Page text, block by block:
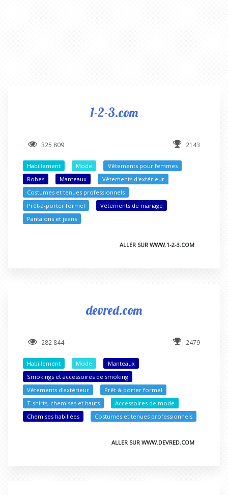
1-2-3.com
325 809 2143
Habillement Mode
Vêtements pour femmes
Robes
Manteaux
Vêtements d'extérieur
Costumes et tenues professionnels
Prêt-à-porter formel
Vêtements de mariage
Pantalons et jeans
ALLER SUR WWW.1-2-3.COM
devred.com
282 844 2479
Habillement Mode
Manteaux
Smokings et accessoires de smoking
Vêtements d'extérieur
Prêt-à-porter formel
T-shirts, chemises et hauts
Accessoires de mode
Chemises habillées
Costumes et tenues professionnels
ALLER SUR WWW.DEVRED.COM